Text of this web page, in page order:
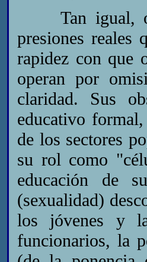
Tan igual, o
presiones reales
rapidez con que
operan por
claridad. Sus
educativo
de los sectores
su rol como
educación de
(sexualidad)
los jóvenes y
funcionarios, la